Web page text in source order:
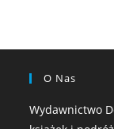
O Nas
Wydawnictwo